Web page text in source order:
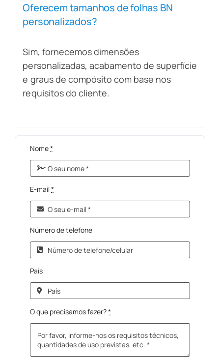
Oferecem tamanhos de folhas BN
personalizados?
Sim, fornecemos dimensões
personalizadas, acabamento de superfície
e graus de compósito com base nos
requisitos do cliente.
Nome*
E-mail*
Número de telefone
País
O que precisamos fazer?*